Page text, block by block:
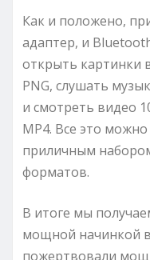
Как и положено,
адаптер, и
открыть картинки в
PNG, слушать
и смотреть видео
MP4. Все это
приличным
форматов.
В итоге мы
мощной начинкой
пожертвовали